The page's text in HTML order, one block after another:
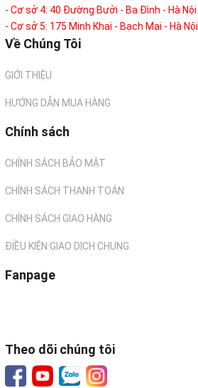
- Cơ sở 4: 40 Đường Bưởi - Ba Đình - Hà Nội
- Cơ sở 5: 175 Minh Khai - Bạch Mai - Hà Nội
Về Chúng Tôi
GIỚI THIỆU
HƯỚNG DẪN MUA HÀNG
Chính sách
CHÍNH SÁCH BẢO MẬT
CHÍNH SÁCH THANH TOÁN
CHÍNH SÁCH GIAO HÀNG
ĐIỀU KIỆN GIAO DỊCH CHUNG
Fanpage
Theo dõi chúng tôi